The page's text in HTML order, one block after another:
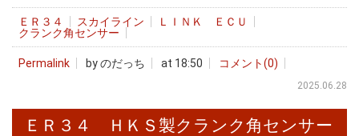
ＥＲ３４ スカイライン
ＬＩＮＫ ＥＣＵ
クランク角センサー
Permalink by のだっち at 18:50 コメント(0)
2025.06.28
ＥＲ３４ ＨＫＳ製クランク角センサー